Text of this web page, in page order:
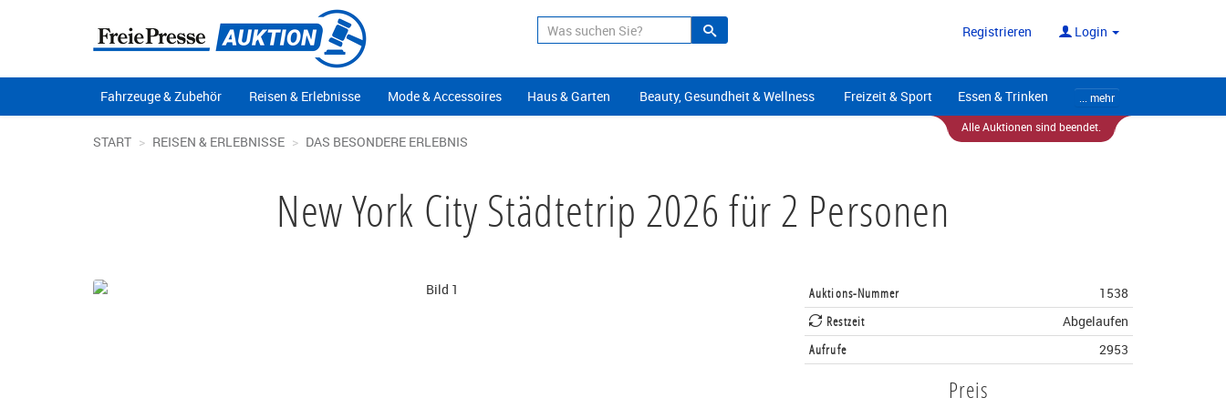
Suche Registrieren Login
Fahrzeuge & Zubehör Reisen & Erlebnisse Mode & Accessoires Haus & Garten Beauty, Gesundheit & Wellness Freizeit & Sport Essen & Trinken
... mehr
Alle Auktionen sind beendet.
START REISEN & ERLEBNISSE DAS BESONDERE ERLEBNIS
New York City Städtetrip 2026 für 2 Personen
Auktions-Nummer
1538
Restzeit
Abgelaufen
Aufrufe
2953
Preis